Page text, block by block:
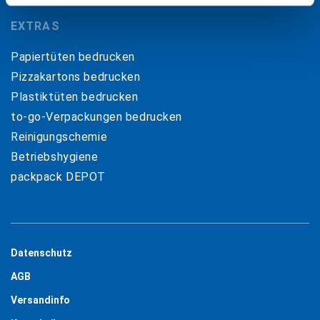
EXTRAS
Papiertüten bedrucken
Pizzakartons bedrucken
Plastiktüten bedrucken
to-go-Verpackungen bedrucken
Reinigungschemie
Betriebshygiene
packpack DEPOT
Datenschutz
AGB
Versandinfo